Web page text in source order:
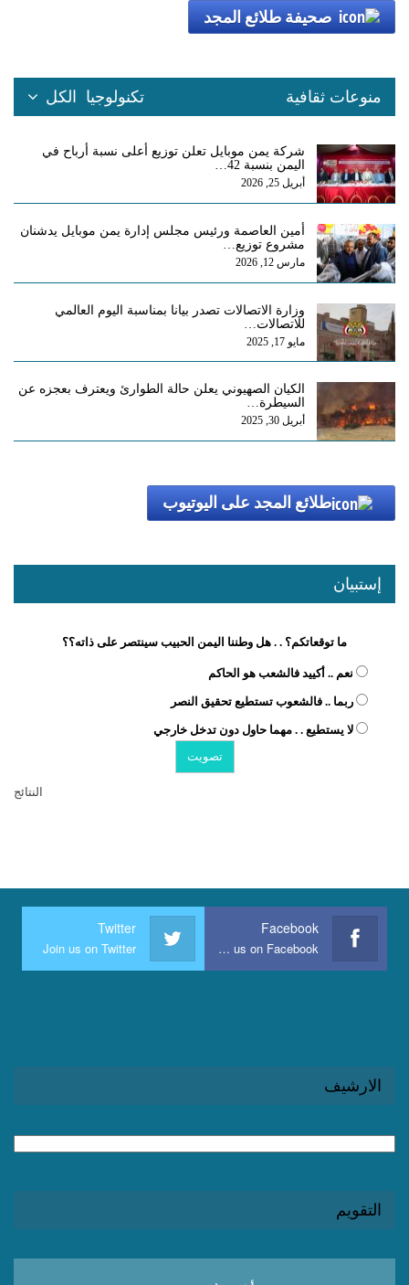
صحيفة طلائع المجد
الكل منوعات ثقافية تكنولوجيا
شركة يمن موبايل تعلن توزيع أعلى نسبة أرباح في
اليمن بنسبة 42…
أبريل 25, 2026
أمين العاصمة ورئيس مجلس إدارة يمن موبايل يدشنان
مشروع توزيع…
مارس 12, 2026
وزارة الاتصالات تصدر بيانا بمناسبة اليوم العالمي
للاتصالات…
مايو 17, 2025
الكيان الصهيوني يعلن حالة الطوارئ ويعترف بعجزه عن
السيطرة…
أبريل 30, 2025
طلائع المجد على اليوتيوب
إستبيان
ما توقعاتكم؟ . . هل وطننا اليمن الحبيب سينتصر على ذاته؟؟
نعم .. أكييد فالشعب هو الحاكم
ربما .. فالشعوب تستطيع تحقيق النصر
لا يستطيع . . مهما حاول دون تدخل خارجي
النتائج
Facebook
Join us on Facebook
Twitter
Join us on Twitter
الارشيف
التقويم